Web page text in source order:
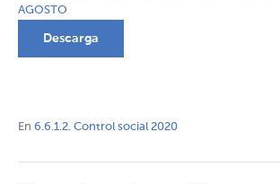
AGOSTO
Descarga
En 6.6.1.2. Control social 2020